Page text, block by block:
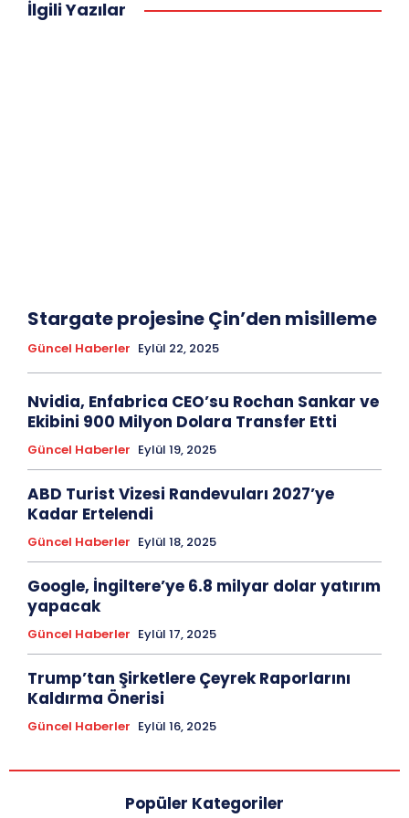
İlgili Yazılar
Stargate projesine Çin’den misilleme
Güncel Haberler Eylül 22, 2025
Nvidia, Enfabrica CEO’su Rochan Sankar ve
Ekibini 900 Milyon Dolara Transfer Etti
Güncel Haberler Eylül 19, 2025
ABD Turist Vizesi Randevuları 2027’ye
Kadar Ertelendi
Güncel Haberler Eylül 18, 2025
Google, İngiltere’ye 6.8 milyar dolar yatırım
yapacak
Güncel Haberler Eylül 17, 2025
Trump’tan Şirketlere Çeyrek Raporlarını
Kaldırma Önerisi
Güncel Haberler Eylül 16, 2025
Popüler Kategoriler